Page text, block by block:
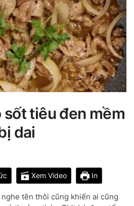
sốt tiêu đen mềm
dai
Xem Video In
tên thôi cũng khiến ai cũng